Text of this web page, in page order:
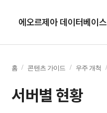
에오르제아 데이터베이스
홈 콘텐츠 가이드 우주 개척
서버별 현황